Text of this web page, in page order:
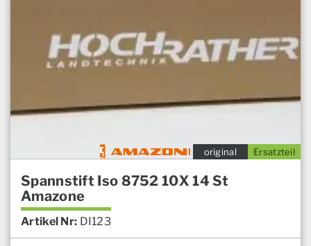
Ersatzteil
original
Spannstift Iso 8752 10X 14 St
Amazone
Artikel Nr: DI123